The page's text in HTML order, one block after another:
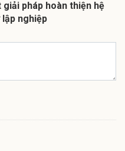
giải pháp hoàn thiện hệ
nghiệp